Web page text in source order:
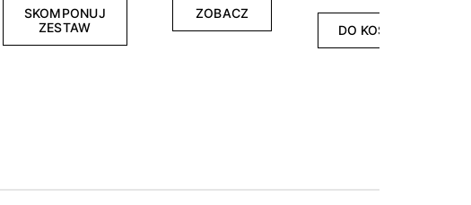
SKOMPONUJ
ZESTAW
ZOBACZ
DO KOSZYKA